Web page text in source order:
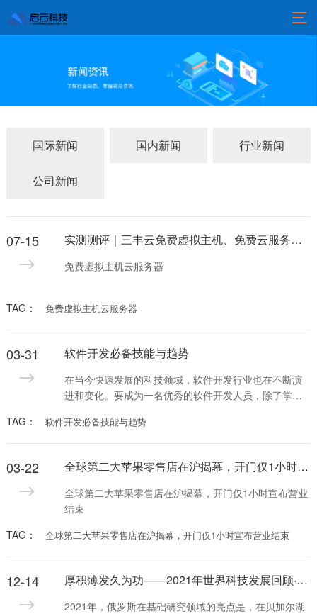
国际新闻 国内新闻 行业新闻
公司新闻
07-15 实测测评｜三丰云免费虚拟主机、免费云服务器真实体验，新手建站首选
免费虚拟主机云服务器
TAG： 免费虚拟主机云服务器
03-31 软件开发必备技能与趋势
在当今快速发展的科技领域，软件开发行业也在不断演
进和变化。要成为一名优秀的软件开发人员，除了掌握
趋势。本文将为大家分享一些软件开发必备的技能和最
新的趋势，希望对正在学习或从事软件开发的读者有所
帮助。
TAG： 软件开发必备技能与趋势
03-22 全球第二大苹果零售店在沪揭幕，开门仅1小时宣布营业结束
全球第二大苹果零售店在沪揭幕，开门仅1小时宣布营业
结束
TAG：
全球第二大苹果零售店在沪揭幕，开门仅1小时宣布营业结束
12-14 厚积薄发久为功——2021年世界科技发展回顾·基础研究
2021年，俄罗斯在基础研究领域的亮点是，在贝加尔湖